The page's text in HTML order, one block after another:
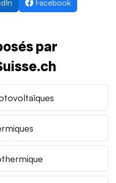
Facebook
par